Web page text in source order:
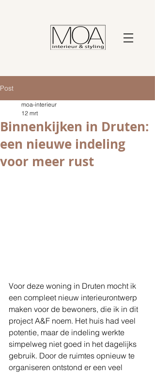
Post
Binnenkijken in Druten:
een nieuwe indeling
voor meer rust
moa-interieur
12 mrt
Voor deze woning in Druten mocht ik
een compleet nieuw interieurontwerp
maken voor de bewoners, die ik in dit
project A&F noem. Het huis had veel
potentie, maar de indeling werkte
simpelweg niet goed in het dagelijks
gebruik. Door de ruimtes opnieuw te
organiseren ontstond er een veel